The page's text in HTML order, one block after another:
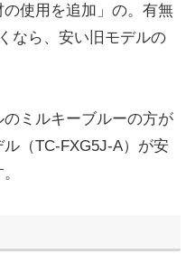
使用を追加」の。有無
なら、安い旧モデルの
ミルキーブルーの方が
（TC-FXG5J-A）が安